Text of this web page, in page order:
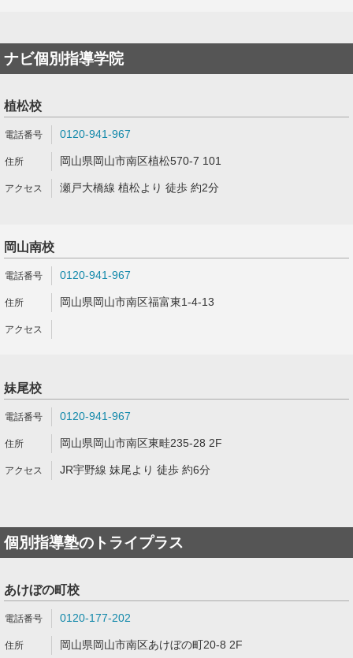
ナビ個別指導学院
植松校
0120-941-967
岡山県岡山市南区植松570-7 101
瀬戸大橋線 植松より 徒歩 約2分
岡山南校
0120-941-967
岡山県岡山市南区福富東1-4-13
妹尾校
0120-941-967
岡山県岡山市南区東畦235-28 2F
JR宇野線 妹尾より 徒歩 約6分
個別指導塾のトライプラス
あけぼの町校
0120-177-202
岡山県岡山市南区あけぼの町20-8 2F